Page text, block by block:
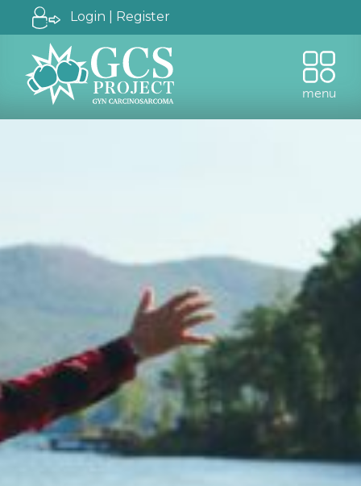
Login | Register
menu